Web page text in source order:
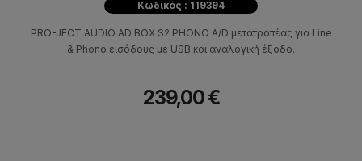
Κωδικός : 119394
PRO-JECT AUDIO AD BOX S2 PHONO A/D μετατροπέας για Line
& Phono εισόδους με USB και αναλογική έξοδο.
239,00 €